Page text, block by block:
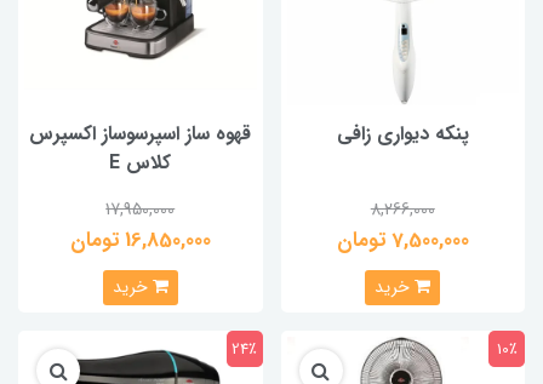
پنکه دیواری زافی
8,266,000
7,500,000 تومان
خرید
قهوه ساز اسپرسوساز اكسپرس
كلاس E
17,950,000
16,850,000 تومان
خرید
10٪ 24٪